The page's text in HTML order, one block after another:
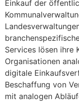
Einkauf der
Services lösen ihre
Organisationen
digitale
Beschaffung von
mit analogen